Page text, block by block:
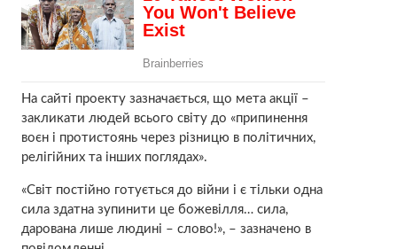
На сайті проекту зазначається, що мета акції –
закликати людей всього світу до «припинення
воєн і протистоянь через різницю в політичних,
релігійних та інших поглядах».
«Світ постійно готується до війни і є тільки одна
сила здатна зупинити це божевілля… сила,
дарована лише людині – слово!», – зазначено в